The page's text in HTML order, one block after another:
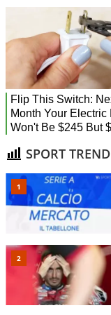
SPORT TREND